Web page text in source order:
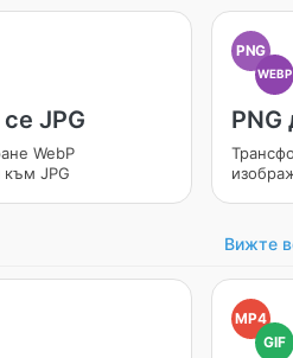
JPG
WebP
JPG
PNG
WEBP
PNG
Вижте
MP4
GIF